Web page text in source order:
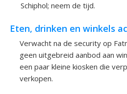
Schiphol; neem de tijd.
Eten, drinken en winkels
Verwacht na de security op
geen uitgebreid aanbod aan
een paar kleine kiosken die
verkopen.